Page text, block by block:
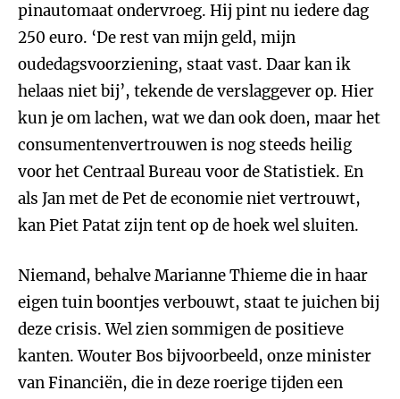
pinautomaat ondervroeg. Hij pint nu iedere dag
250 euro. ‘De rest van mijn geld, mijn
oudedagsvoorziening, staat vast. Daar kan ik
helaas niet bij’, tekende de verslaggever op. Hier
kun je om lachen, wat we dan ook doen, maar het
consumentenvertrouwen is nog steeds heilig
voor het Centraal Bureau voor de Statistiek. En
als Jan met de Pet de economie niet vertrouwt,
kan Piet Patat zijn tent op de hoek wel sluiten.
Niemand, behalve Marianne Thieme die in haar
eigen tuin boontjes verbouwt, staat te juichen bij
deze crisis. Wel zien sommigen de positieve
kanten. Wouter Bos bijvoorbeeld, onze minister
van Financiën, die in deze roerige tijden een